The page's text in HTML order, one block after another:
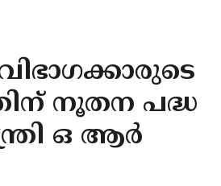
നൂതന പദ്ധ
ഒ ആർ